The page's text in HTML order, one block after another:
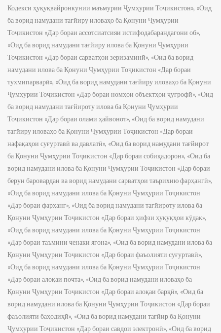
Кодекси ҳуқуқвайронкунии маъмурии Ҷумҳурии Тоҷикистон», «Оид
ба ворид намудани тағйиру иловаҳо ба Қонуни Ҷумҳурии
Тоҷикистон «Дар бораи ассотсиатсияи истифодабарандагони об»,
«Оид ба ворид намудани тағйиру илова ба Қонуни Ҷумҳурии
Тоҷикистон «Дар бораи сарватҳои зеризаминӣ», «Оид ба ворид
намудани илова ба Қонуни Ҷумҳурии Тоҷикистон «Дар бораи
тухмипарварӣ», «Оид ба ворид намудани тағйиру иловаҳо ба Қонуни
Ҷумҳурии Тоҷикистон «Дар бораи номҳои объектҳои ҷуғрофӣ», «Оид
ба ворид намудани тағйироту илова ба Қонуни Ҷумҳурии
Тоҷикистон «Дар бораи олами ҳайвонот», «Оид ба ворид намудани
тағйиру иловаҳо ба Қонуни Ҷумҳурии Тоҷикистон «Дар бораи
нафақаҳои суғуртавӣ ва давлатӣ», «Оид ба ворид намудани тағйирот
ба Қонуни Ҷумҳурии Тоҷикистон «Дар бораи собиқадорон», «Оид ба
ворид намудани илова ба Қонуни Ҷумҳурии Тоҷикистон «Дар бораи
берун баровардан ва ворид намудани сарватҳои таърихию фарҳангӣ»,
«Оид ба ворид намудани илова ба Қонуни Ҷумҳурии Тоҷикистон
«Дар бораи фарҳанг», «Оид ба ворид намудани тағйироту илова ба
Қонуни Ҷумҳурии Тоҷикистон «Дар бораи ҳифзи ҳуқуқҳои кӯдак»,
«Оид ба ворид намудани илова ба Қонуни Ҷумҳурии Тоҷикистон
«Дар бораи таъмини ченаки ягона», «Оид ба ворид намудани илова ба
Қонуни Ҷумҳурии Тоҷикистон «Дар бораи фаъолияти суғуртавӣ»,
«Оид ба ворид намудани илова ба Қонуни Ҷумҳурии Тоҷикистон
«Дар бораи алоқаи почта», «Оид ба ворид намудани иловаҳо ба
Қонуни Ҷумҳурии Тоҷикистон «Дар бораи алоқаи барқӣ», «Оид ба
ворид намудани илова ба Қонуни Ҷумҳурии Тоҷикистон «Дар бораи
фаъолияти баҳодиҳӣ», «Оид ба ворид намудани тағйир ба Қонуни
Ҷумҳурии Тоҷикистон «Дар бораи савдои электронӣ», «Оид ба ворид